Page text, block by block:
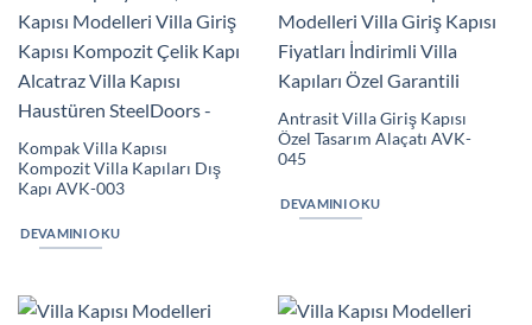
Kompak Villa Kapısı
Kompozit Villa Kapıları Dış
Kapı AVK-003
DEVAMINI OKU
Antrasit Villa Giriş Kapısı
Özel Tasarım Alaçatı AVK-
045
DEVAMINI OKU